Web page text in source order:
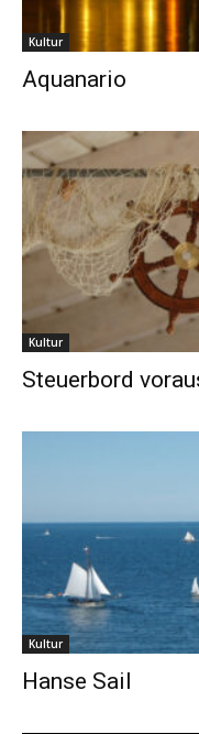
Kultur
Aquanario
Kultur
Steuerbord
Kultur
Hanse Sail